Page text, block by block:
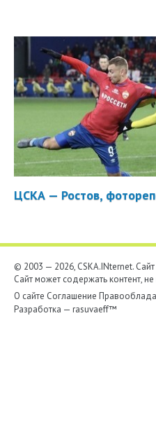
ЦСКА — Ростов,
© 2003 — 2026, CSKA.INternet.
Сайт может содержать контент,
О сайте Соглашение
Разработка — rasuvaeff™